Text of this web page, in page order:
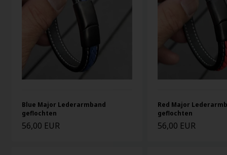
Blue Major Lederarmband
geflochten
56,00 EUR
Red Major
geflochten
56,00 EUR